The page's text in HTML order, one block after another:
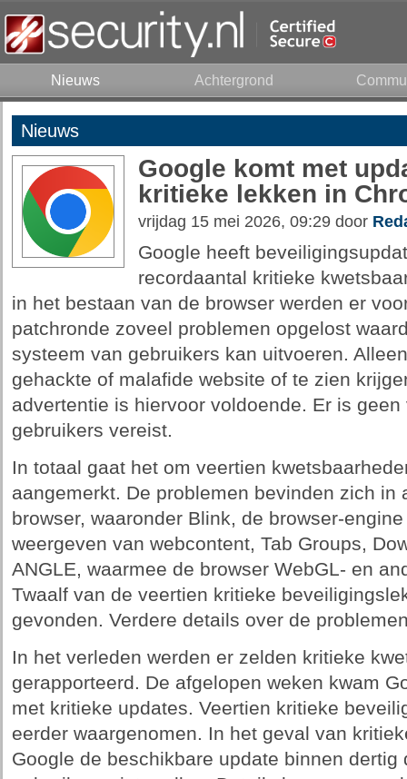
Nieuws Achtergrond
Nieuws
Google komt met
kritieke lekken in
vrijdag 15 mei 2026, 09:29 door
Google heeft
recordaantal kritieke
in het bestaan van de browser werden er
patchronde zoveel problemen opgelost
systeem van gebruikers kan uitvoeren.
gehackte of malafide website of te zien
advertentie is hiervoor voldoende. Er is
gebruikers vereist.
In totaal gaat het om veertien
aangemerkt. De problemen bevinden zich in
browser, waaronder Blink, de browser-
weergeven van webcontent, Tab Groups,
ANGLE, waarmee de browser WebGL- en
Twaalf van de veertien kritieke
gevonden. Verdere details over de
In het verleden werden er zelden kritieke
gerapporteerd. De afgelopen weken kwam
met kritieke updates. Veertien kritieke
eerder waargenomen. In het geval van
Google de beschikbare update binnen dertig